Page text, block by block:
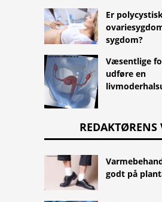
Er
sygdom?
Væsentlige
udføre en
REDAKTØRENS
godt på